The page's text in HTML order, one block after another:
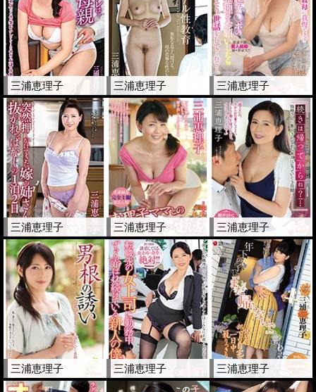
三浦恵理子 三浦恵理子 三浦恵理子
三浦恵理子 三浦恵理子 三浦恵理子
三浦恵理子 三浦恵理子 三浦恵理子